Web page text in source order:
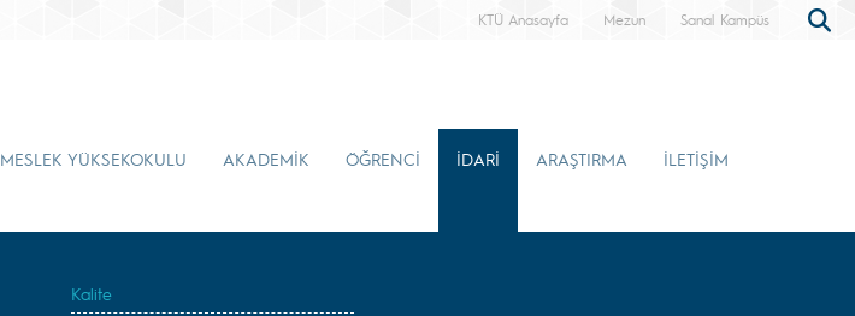
KTÜ Anasayfa Mezun Sanal Kampüs
MESLEK YÜKSEKOKULU AKADEMİK ÖĞRENCİ İDARİ ARAŞTIRMA İLETİŞİM
Kalite